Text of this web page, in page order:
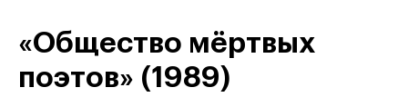
«Общество мёртвых
поэтов» (1989)